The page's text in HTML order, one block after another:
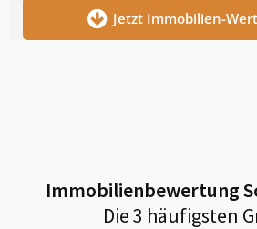
Jetzt Immobilien-
Immobilienbewertung
Die 3 häufigsten